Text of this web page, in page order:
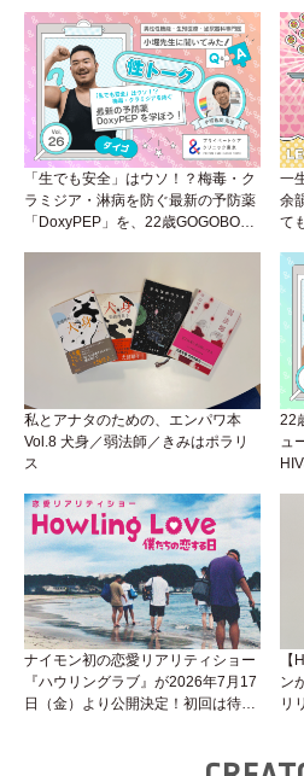
「生でも安全」はウソ！？梅毒・ク
ラミジア・淋病を防ぐ最新の予防薬
「DoxyPEP」を、22歳GOGOBOY
（Vol.26）
一
余
て
私とアナタのための、エンパワ本
Vol.8 犬身／弱法師／きみはポラリ
ス
22
ュ
ナイモン初の恋愛リアリティショー
『ハウリングラブ』が2026年7月17
日（金）より公開決定！初回は待望
ン
リ